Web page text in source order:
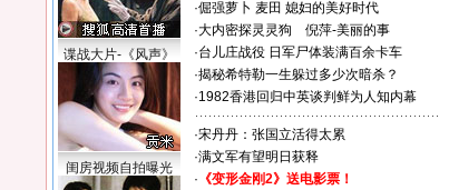
谍战大片-《风声》
闺房视频自拍曝光
·倔强萝卜 麦田 媳妇的美好时代
·大内密探灵灵狗
倪萍-美丽的事
·台儿庄战役 日军尸体装满百余卡车
·揭秘希特勒一生躲过多少次暗杀？
·1982香港回归中英谈判鲜为人知内幕
·宋丹丹：张国立活得太累
·满文军有望明日获释
· 《变形金刚2》送电影票！